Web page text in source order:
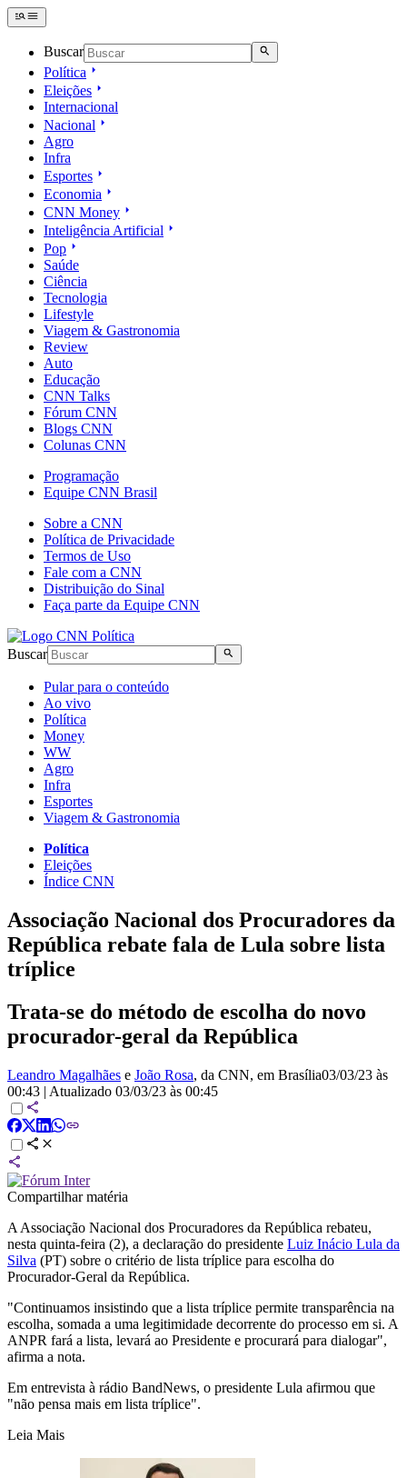
Buscar
Política
Eleições
Internacional
Nacional
Agro
Infra
Esportes
Economia
CNN Money
Inteligência Artificial
Pop
Saúde
Ciência
Tecnologia
Lifestyle
Viagem & Gastronomia
Review
Auto
Educação
CNN Talks
Fórum CNN
Blogs CNN
Colunas CNN
Programação
Equipe CNN Brasil
Sobre a CNN
Política de Privacidade
Termos de Uso
Fale com a CNN
Distribuição do Sinal
Faça parte da Equipe CNN
Buscar
Pular para o conteúdo
Ao vivo
Política
Money
WW
Agro
Infra
Esportes
Viagem & Gastronomia
Política
Eleições
Índice CNN
Associação Nacional dos Procuradores da
República rebate fala de Lula sobre lista
tríplice
Trata-se do método de escolha do novo
procurador-geral da República
Leandro Magalhães e João Rosa, da CNN, em Brasília03/03/23 às
00:43 | Atualizado 03/03/23 às 00:45
Compartilhar matéria
A Associação Nacional dos Procuradores da República rebateu,
nesta quinta-feira (2), a declaração do presidente Luiz Inácio Lula da
Silva (PT) sobre o critério de lista tríplice para escolha do
Procurador-Geral da República.
"Continuamos insistindo que a lista tríplice permite transparência na
escolha, somada a uma legitimidade decorrente do processo em si. A
ANPR fará a lista, levará ao Presidente e procurará para dialogar",
afirma a nota.
Em entrevista à rádio BandNews, o presidente Lula afirmou que
"não pensa mais em lista tríplice".
Leia Mais